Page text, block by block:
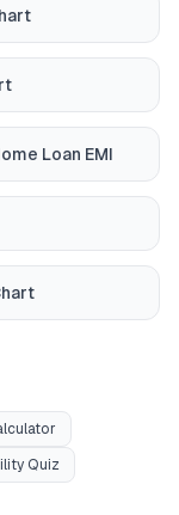
Loan EMI
Quiz